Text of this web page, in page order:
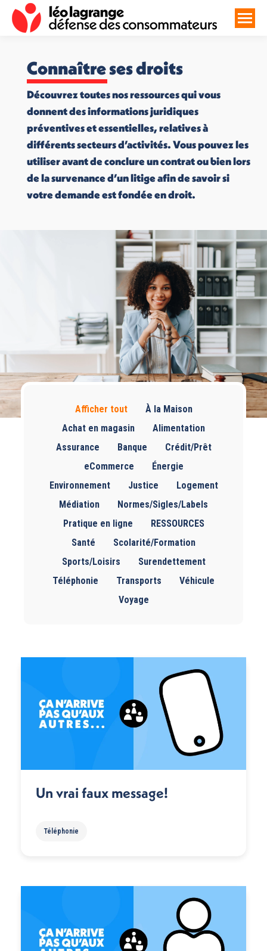
Connaître ses droits
Découvrez toutes nos ressources qui vous
donnent des informations juridiques
préventives et essentielles, relatives à
différents secteurs d’activités. Vous pouvez les
utiliser avant de conclure un contrat ou bien lors
de la survenance d’un litige afin de savoir si
votre demande est fondée en droit.
Afficher tout
À la Maison
Achat en magasin
Alimentation
Assurance
Banque
Crédit/Prêt
eCommerce
Énergie
Environnement
Justice
Logement
Médiation
Normes/Sigles/Labels
Pratique en ligne
RESSOURCES
Santé
Scolarité/Formation
Sports/Loisirs
Surendettement
Téléphonie
Transports
Véhicule
Voyage
Un vrai faux message!
Téléphonie